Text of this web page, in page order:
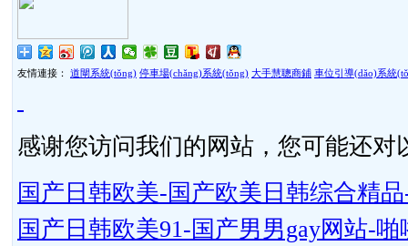
友情連接： 道閘系統(tǒng) 停車場(chǎng)系統(tǒng) 大手慧聰商鋪 車位引導(dǎo)系統
感谢您访问我们的网站，您可能还对
国产日韩欧美-国产欧美日韩综合精
国产日韩欧美91-国产男男gay网站-